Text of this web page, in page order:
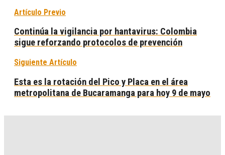
Artículo Previo
Continúa la vigilancia por hantavirus: Colombia
sigue reforzando protocolos de prevención
Siguiente Artículo
Esta es la rotación del Pico y Placa en el área
metropolitana de Bucaramanga para hoy 9 de mayo